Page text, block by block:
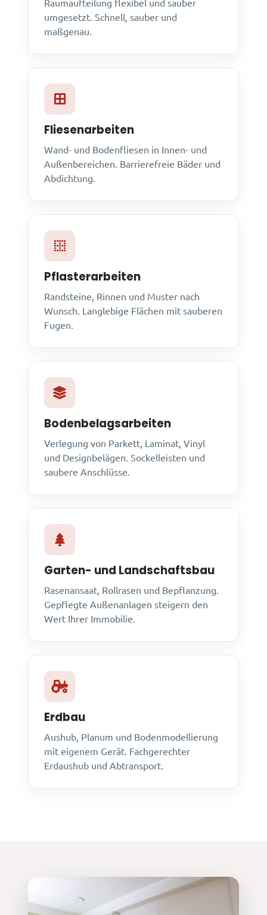
Raumaufteilung flexibel und sauber
umgesetzt. Schnell, sauber und
maßgenau.
Fliesenarbeiten
Wand- und Bodenfliesen in Innen- und
Außenbereichen. Barrierefreie Bäder und
Abdichtung.
Pflasterarbeiten
Randsteine, Rinnen und Muster nach
Wunsch. Langlebige Flächen mit sauberen
Fugen.
Bodenbelagsarbeiten
Verlegung von Parkett, Laminat, Vinyl
und Designbelägen. Sockelleisten und
saubere Anschlüsse.
Garten- und Landschaftsbau
Rasenansaat, Rollrasen und Bepflanzung.
Gepflegte Außenanlagen steigern den
Wert Ihrer Immobilie.
Erdbau
Aushub, Planum und Bodenmodellierung
mit eigenem Gerät. Fachgerechter
Erdaushub und Abtransport.